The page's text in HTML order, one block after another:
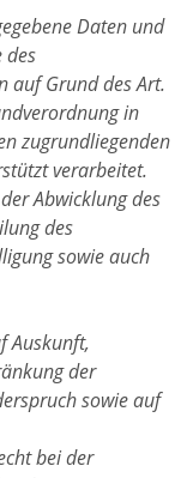
Daten und
des
auf Grund des Art.
in
zugrundliegenden
verarbeitet.
Abwicklung des
des
sowie auch
Auskunft,
der
sowie auf
bei der